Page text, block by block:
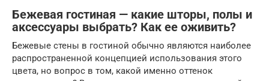
Бежевая гостиная — какие шторы, полы и
аксессуары выбрать? Как ее оживить?
Бежевые стены в гостиной обычно являются наиболее
распространенной концепцией использования этого
цвета, но вопрос в том, какой именно оттенок